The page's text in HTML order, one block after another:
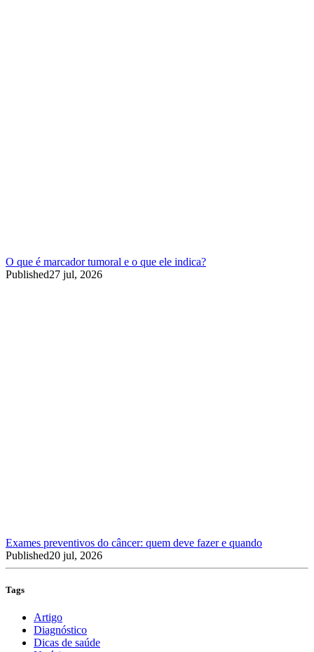
O que é marcador tumoral e o que ele indica?
Published27 jul, 2026
Exames preventivos do câncer: quem deve fazer e quando
Published20 jul, 2026
Tags
Artigo
Diagnóstico
Dicas de saúde